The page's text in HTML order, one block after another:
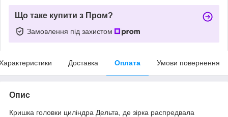
Що таке купити з Пром?
Замовлення під захистом
Доставка Оплата Умови повернення
Опис
Кришка головки циліндра Дельта, де зірка распредвала